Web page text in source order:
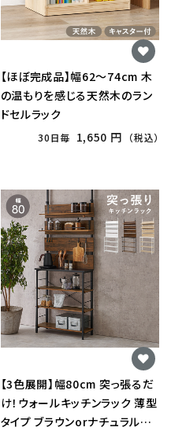
【ほぼ完成品】幅62〜74cm 木
の温もりを感じる天然木のラン
ドセルラック
30日毎 1,650 円 （税込）
【3色展開】幅80cm 突っ張るだ
け！ウォールキッチンラック 薄型
タイプ ブラウンorナチュラルor